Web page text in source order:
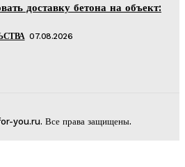
доставку бетона на объект:
07.08.2026
you.ru. Все права защищены.